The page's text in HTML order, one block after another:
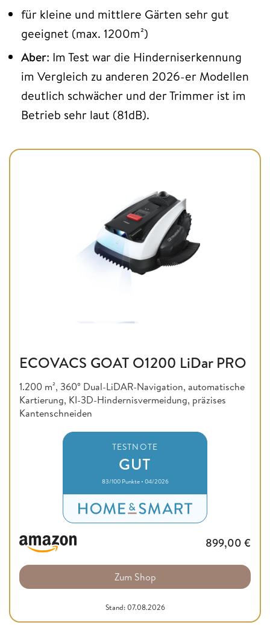
für kleine und mittlere Gärten sehr gut
geeignet (max. 1200m²)
Aber: Im Test war die Hinderniserkennung
im Vergleich zu anderen 2026-er Modellen
deutlich schwächer und der Trimmer ist im
Betrieb sehr laut (81dB).
ECOVACS GOAT O1200 LiDar PRO
1.200 m², 360° Dual-LiDAR-Navigation, automatische
Kartierung, KI-3D-Hindernisvermeidung, präzises
Kantenschneiden
TESTNOTE
GUT
83/100 Punkte • 04/2026
899,00 €
Zum Shop
Stand: 07.08.2026